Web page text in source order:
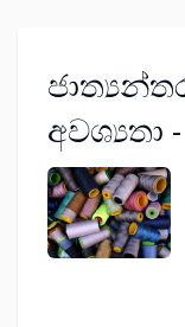
අවශ්‍යතා